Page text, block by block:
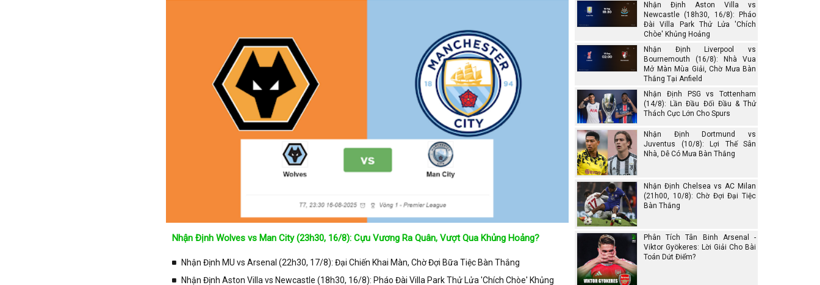
từng trận đấu bóng đá diễn ra ở trong từng giải đấu như:
✓ Giải đấu bóng đá Ngoại hạng Anh;
✓ Giải bóng Cúp C1 Châu Âu;
✓ Giải Cúp C2 Châu Âu;
✓ Giải VĐQG Tây Ban Nha;
✓ VLWC KV Châu Á;
Nhận Định Wolves vs Man City (23h30, 16/8): Cựu Vương Ra Quân, Vượt Qua Khủng Hoảng?
Nhận Định MU vs Arsenal (22h30, 17/8): Đại Chiến Khai Màn, Chờ Đợi Bữa Tiệc Bàn Thắng
Nhận Định Aston Villa vs Newcastle (18h30, 16/8): Pháo Đài Villa Park Thử Lửa 'Chích Chòe' Khủng
Nhận Định Aston Villa vs
Newcastle (18h30, 16/8): Pháo
Đài Villa Park Thử Lửa 'Chích
Chòe' Khủng Hoảng
Nhận Định Liverpool vs
Bournemouth (16/8): Nhà Vua
Mở Màn Mùa Giải, Chờ Mưa Bàn
Thắng Tại Anfield
Nhận Định PSG vs Tottenham
(14/8): Lần Đầu Đối Đầu & Thử
Thách Cực Lớn Cho Spurs
Nhận Định Dortmund vs
Juventus (10/8): Lợi Thế Sân
Nhà, Dễ Có Mưa Bàn Thắng
Nhận Định Chelsea vs AC Milan
(21h00, 10/8): Chờ Đợi Đại Tiệc
Bàn Thắng
Phân Tích Tân Binh Arsenal -
Viktor Gyökeres: Lời Giải Cho Bài
Toán Dứt Điểm?